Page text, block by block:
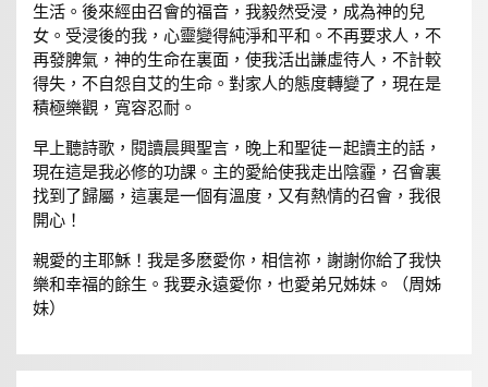
生活。後來經由召會的福音，我毅然受浸，成為神的兒
女。受浸後的我，心靈變得純淨和平和。不再要求人，不
再發脾氣，神的生命在裏面，使我活出謙虛待人，不計較
得失，不自怨自艾的生命。對家人的態度轉變了，現在是
積極樂觀，寬容忍耐。
早上聽詩歌，閱讀晨興聖言，晚上和聖徒ㄧ起讀主的話，
現在這是我必修的功課。主的愛給使我走出陰霾，召會裏
找到了歸屬，這裏是一個有溫度，又有熱情的召會，我很
開心！
親愛的主耶穌！我是多麽愛你，相信祢，謝謝你給了我快
樂和幸福的餘生。我要永遠愛你，也愛弟兄姊妹。（周姊
妹）